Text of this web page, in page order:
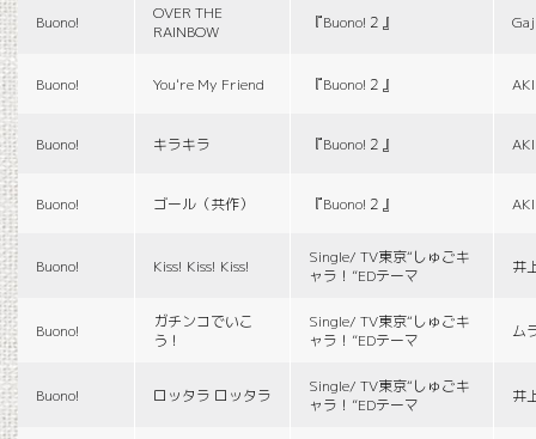
Buono!
OVER THE
RAINBOW
『Buono!２』
Buono! You're My Friend 『Buono!２』
Buono! キラキラ 『Buono!２』
Buono! ゴール（共作） 『Buono!２』
Buono! Kiss! Kiss! Kiss!
Single/ TV東京“しゅごキ
ャラ！”EDテーマ
井
Buono!
ガチンコでいこ
う！
Single/ TV東京“しゅごキ
ャラ！”EDテーマ
ム
Buono! ロッタラ ロッタラ
Single/ TV東京“しゅごキ
ャラ！”EDテーマ
井